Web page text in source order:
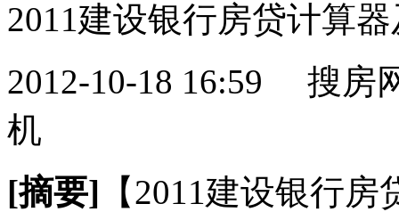
2011建设银行房贷计算
2012-10-18 16:59 搜房
机
[摘要] 【2011建设银行